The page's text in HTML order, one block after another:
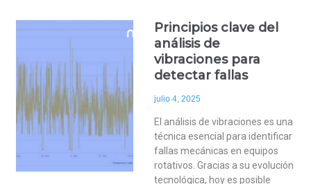
Principios clave del
análisis de
vibraciones para
detectar fallas
julio 4, 2025
El análisis de vibraciones es una
técnica esencial para identificar
fallas mecánicas en equipos
rotativos. Gracias a su evolución
tecnológica, hoy es posible